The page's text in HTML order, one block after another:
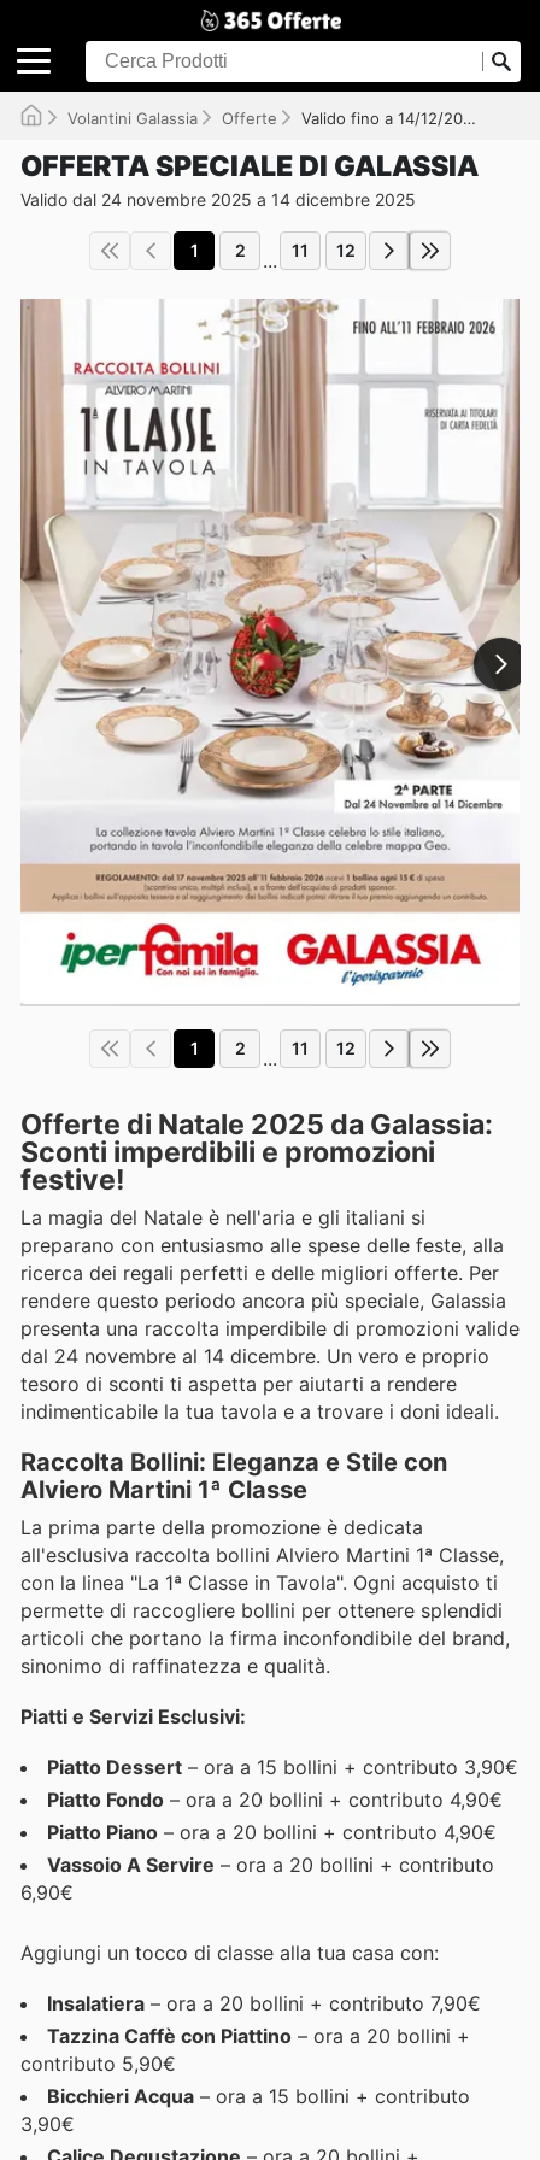
Volantini Galassia Offerte Valido fino a 14/12/2025
OFFERTA SPECIALE DI GALASSIA
Valido dal 24 novembre 2025 a 14 dicembre 2025
1 2 ... 11 12
1 2 ... 11 12
Offerte di Natale 2025 da Galassia:
Sconti imperdibili e promozioni
festive!
La magia del Natale è nell'aria e gli italiani si
preparano con entusiasmo alle spese delle feste, alla
ricerca dei regali perfetti e delle migliori offerte. Per
rendere questo periodo ancora più speciale, Galassia
presenta una raccolta imperdibile di promozioni valide
dal 24 novembre al 14 dicembre. Un vero e proprio
tesoro di sconti ti aspetta per aiutarti a rendere
indimenticabile la tua tavola e a trovare i doni ideali.
Raccolta Bollini: Eleganza e Stile con
Alviero Martini 1ª Classe
La prima parte della promozione è dedicata
all'esclusiva raccolta bollini Alviero Martini 1ª Classe,
con la linea "La 1ª Classe in Tavola". Ogni acquisto ti
permette di raccogliere bollini per ottenere splendidi
articoli che portano la firma inconfondibile del brand,
sinonimo di raffinatezza e qualità.
Piatti e Servizi Esclusivi:
Piatto Dessert – ora a 15 bollini + contributo 3,90€
Piatto Fondo – ora a 20 bollini + contributo 4,90€
Piatto Piano – ora a 20 bollini + contributo 4,90€
Vassoio A Servire – ora a 20 bollini + contributo
6,90€
Aggiungi un tocco di classe alla tua casa con:
Insalatiera – ora a 20 bollini + contributo 7,90€
Tazzina Caffè con Piattino – ora a 20 bollini +
contributo 5,90€
Bicchieri Acqua – ora a 15 bollini + contributo
3,90€